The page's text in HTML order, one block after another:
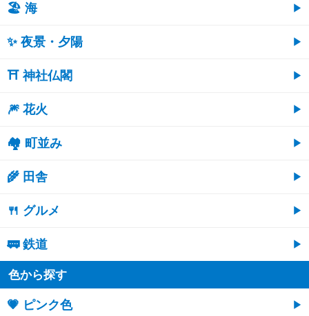
🏖 海
✨ 夜景・夕陽
⛩ 神社仏閣
🎆 花火
🏘 町並み
🌾 田舎
🍴 グルメ
🚃 鉄道
色から探す
💗 ピンク色